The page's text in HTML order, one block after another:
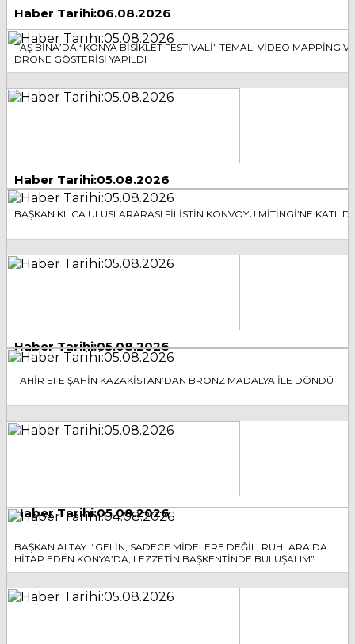
Haber Tarihi:06.08.2026
TAŞ BİNA’DA “KONYA BİSİKLET FESTİVALİ” TEMALI VİDEO MAPPİNG VE
DRONE GÖSTERİSİ YAPILDI
Haber Tarihi:05.08.2026
BAŞKAN KILCA ULUSLARARASI FİLİSTİN KONVOYU MİTİNGİ’NE KATILDI
Haber Tarihi:05.08.2026
TAHİR EFE ŞAHİN KAZAKİSTAN’DAN BRONZ MADALYA İLE DÖNDÜ
Haber Tarihi:05.08.2026
BAŞKAN ALTAY: “GELİN, SADECE MİDELERE DEĞİL, RUHLARA DA
HİTAP EDEN KONYA’DA, LEZZETİN BAŞKENTİNDE BULUŞALIM”